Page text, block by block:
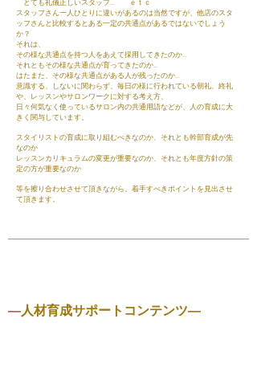
とても礼儀正しいスタッフ… ｅｔｃ
スタッフさん一人ひとりに違いがあるのは当然ですが、 他店のスタ
ッフさんと比較するとある一定の共通点があるではないでしょう
か？
それは、
その様な共通点を持つ人をあえて採用してきたのか…
それともその様な共通点が育ってきたのか…
はたまた、その様な共通点がある人が残ったのか…
意識する、しないに関わらず、毎日の様に行われている朝礼、終礼
や、レッスンやサロンワークに対する考え方、
日々何気なく使っているサロン内の共通用語などが、人の育成に大
きく関与しています。
スタイリストの育成に取り組むべきなのか、それとも幹部育成が先
なのか
レッスンカリキュラムの変更が重要なのか、それとも年度方針の策
定の方が重要なのか
等を擦り合わせさせて頂きながら、着手すべきポイントを見出させ
て頂きます。
―人材育成サポートコンテンツ―